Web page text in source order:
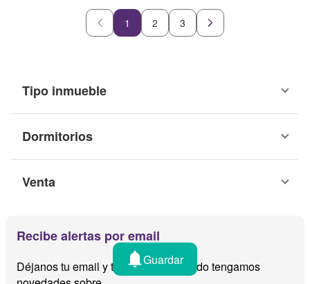
1 2 3
Tipo inmueble
Dormitorios
Venta
Recibe alertas por email
Déjanos tu email y te avisamos cuando tengamos
Guardar